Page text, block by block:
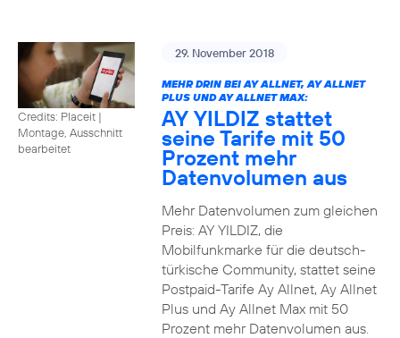
Credits: Placeit |
Montage, Ausschnitt
bearbeitet
29. November 2018
MEHR DRIN BEI AY ALLNET, AY ALLNET
PLUS UND AY ALLNET MAX:
AY YILDIZ stattet
seine Tarife mit 50
Prozent mehr
Datenvolumen aus
Mehr Datenvolumen zum gleichen
Preis: AY YILDIZ, die
Mobilfunkmarke für die deutsch-
türkische Community, stattet seine
Postpaid-Tarife Ay Allnet, Ay Allnet
Plus und Ay Allnet Max mit 50
Prozent mehr Datenvolumen aus.